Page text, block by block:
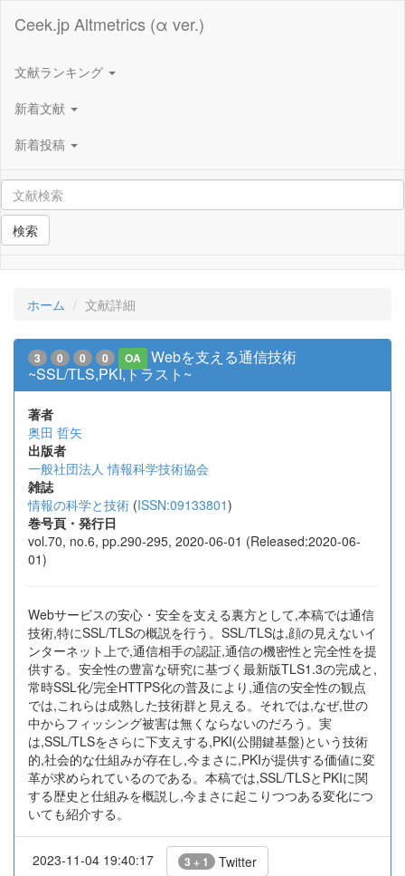
Ceek.jp Altmetrics (α ver.)
文献ランキング
新着文献
新着投稿
検索
ホーム 文献詳細
3 0 0 0 OA
Webを支える通信技術
~SSL/TLS,PKI,トラスト~
著者
奥田 哲矢
出版者
一般社団法人 情報科学技術協会
雑誌
情報の科学と技術 (ISSN:09133801)
巻号頁・発行日
vol.70, no.6, pp.290-295, 2020-06-01 (Released:2020-06-
01)
Webサービスの安心・安全を支える裏方として,本稿では通信
技術,特にSSL/TLSの概説を行う。SSL/TLSは,顔の見えないイ
ンターネット上で,通信相手の認証,通信の機密性と完全性を提
供する。安全性の豊富な研究に基づく最新版TLS1.3の完成と,
常時SSL化/完全HTTPS化の普及により,通信の安全性の観点
では,これらは成熟した技術群と見える。それでは,なぜ,世の
中からフィッシング被害は無くならないのだろう。実
は,SSL/TLSをさらに下支えする,PKI(公開鍵基盤)という技術
的,社会的な仕組みが存在し,今まさに,PKIが提供する価値に変
革が求められているのである。本稿では,SSL/TLSとPKIに関
する歴史と仕組みを概説し,今まさに起こりつつある変化につ
いても紹介する。
2023-11-04 19:40:17 3 + 1 Twitter